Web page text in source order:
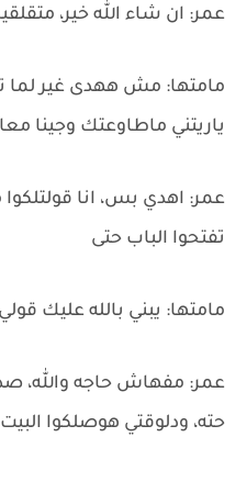
عمر: ان شاء الله خير،
مامتها: مش ههدى غير لما
ياريتني ماطاوعتك وجينا
عمر: اهدي بس، انا
تفتحوا الباب حتى
مامتها: يبني بالله عليك
عمر: مفهاش حاجه والله،
حته، ودلوقتي هوصلكوا